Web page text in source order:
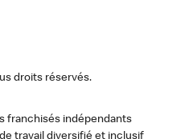
droits réservés.
franchisés indépendants
travail diversifié et inclusif